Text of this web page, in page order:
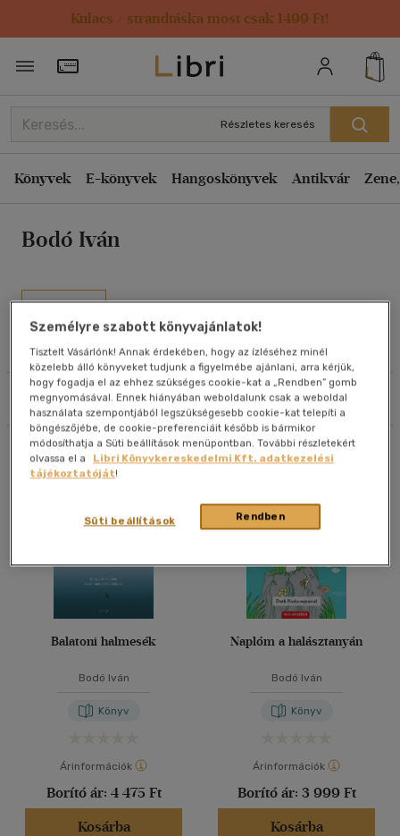
Kulacs / strandtáska most csak 1499 Ft!
Törzsvásárlói Kártya adatai
Részletes keresés
Könyvek E-könyvek Hangoskönyvek Antikvár
Bodó Iván
Művei
Olvasói vélemények
Szűrés Rendezés
Rendezés
Kiadás éve szerint csökkenő
Ár szerint csökkenő
Eladott darabszám szerint csökkenő
Cím szerint A-Z
Szerző szerint A-Z
Megjelenítés
20 db / oldal
40 db / oldal
Összesen4db
Balatoni halmesék
Bodó Iván
Könyv
Árinformációk
Borító ár: 4 475 Ft
Kosárba
Naplóm a halásztanyán
Bodó Iván
Könyv
Árinformációk
Borító ár: 3 999 Ft
Kosárba
Személyre szabott könyvajánlatok!
Tisztelt Vásárlónk! Annak érdekében, hogy az ízléséhez minél
közelebb álló könyveket tudjunk a figyelmébe ajánlani, arra kérjük,
hogy fogadja el az ehhez szükséges cookie-kat a „Rendben” gomb
megnyomásával. Ennek hiányában weboldalunk csak a weboldal
használata szempontjából legszükségesebb cookie-kat telepíti a
böngészőjébe, de cookie-preferenciáit később is bármikor
módosíthatja a Süti beállítások menüpontban. További részletekért
olvassa el a
Libri Könyvkereskedelmi Kft. adatkezelési
tájékoztatóját!
Rendben
Süti beállítások